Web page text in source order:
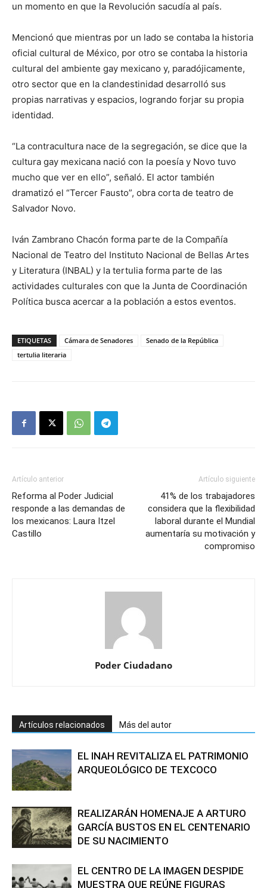
un momento en que la Revolución sacudía al país.
Mencionó que mientras por un lado se contaba la historia
oficial cultural de México, por otro se contaba la historia
cultural del ambiente gay mexicano y, paradójicamente,
otro sector que en la clandestinidad desarrolló sus
propias narrativas y espacios, logrando forjar su propia
identidad.
“La contracultura nace de la segregación, se dice que la
cultura gay mexicana nació con la poesía y Novo tuvo
mucho que ver en ello”, señaló. El actor también
dramatizó el “Tercer Fausto”, obra corta de teatro de
Salvador Novo.
Iván Zambrano Chacón forma parte de la Compañía
Nacional de Teatro del Instituto Nacional de Bellas Artes
y Literatura (INBAL) y la tertulia forma parte de las
actividades culturales con que la Junta de Coordinación
Política busca acercar a la población a estos eventos.
ETIQUETAS Cámara de Senadores
Senado de la República
tertulia literaria
Artículo anterior
Reforma al Poder Judicial
responde a las demandas de
los mexicanos: Laura Itzel
Castillo
Artículo siguiente
41% de los trabajadores
considera que la flexibilidad
laboral durante el Mundial
aumentaría su motivación y
compromiso
Poder Ciudadano
Artículos relacionados Más del autor
EL INAH REVITALIZA EL PATRIMONIO
ARQUEOLÓGICO DE TEXCOCO
REALIZARÁN HOMENAJE A ARTURO
GARCÍA BUSTOS EN EL CENTENARIO
DE SU NACIMIENTO
EL CENTRO DE LA IMAGEN DESPIDE
MUESTRA QUE REÚNE FIGURAS